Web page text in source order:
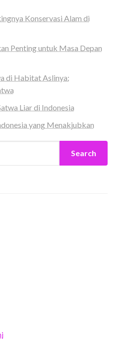
Konservasi Alam di
Penting untuk Masa Depan
di Habitat Aslinya:
Liar di Indonesia
yang Menakjubkan